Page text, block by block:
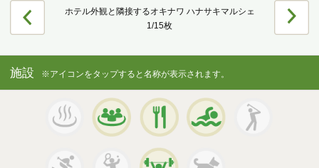
ホテル外観と隣接するオキナワ ハナサキマルシェ
1/15枚
施設 ※アイコンをタップすると名称が表示されます。
リゾートSTYLE
リゾートに関する様々なお役立ち情報をお届け
リゾート探しガイドブック集
その他の事業・サービス
受託販売システム